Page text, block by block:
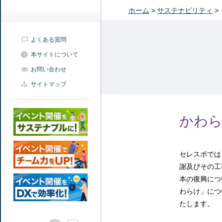
よくある質問
本サイトについて
お問い合わせ
サイトマップ
ホーム > サステナビリティ >
かわ
セレスポで
謝及びその
本の復興に
わらけ」に
たします。